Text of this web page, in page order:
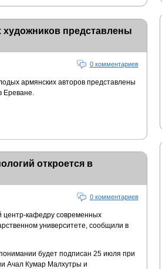
представлены
0 комментариев
армянских авторов представлены
Ереване.
откроется в
0 комментариев
центр-кафедру современных
университете, сообщили в
будет подписан 25 июля при
Ачал Кумар Малхутры и